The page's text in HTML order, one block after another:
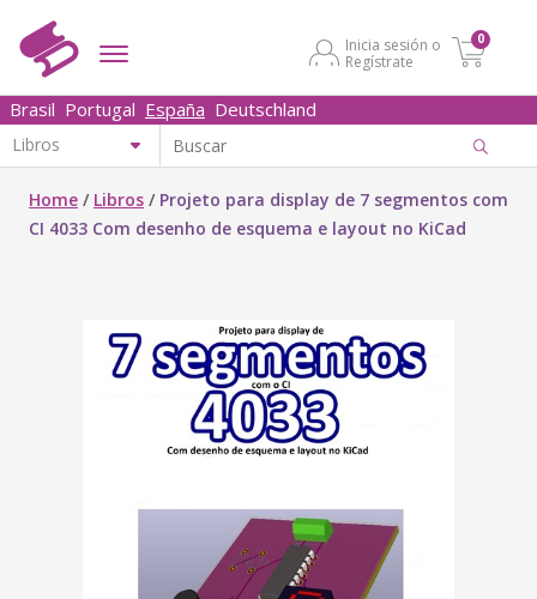
Inicia sesión o
Regístrate
0
Brasil Portugal España Deutschland
Home / Libros / Projeto para display de 7 segmentos com
CI 4033 Com desenho de esquema e layout no KiCad